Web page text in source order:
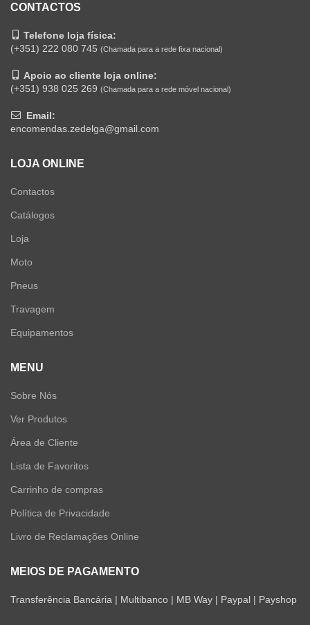
CONTACTOS
Telefone loja física:
(+351) 222 080 745 (Chamada para a rede fixa nacional)
Apoio ao cliente loja online:
(+351) 938 025 269 (Chamada para a rede móvel nacional)
Email:
encomendas.zedelga@gmail.com
LOJA ONLINE
Contactos
Catálogos
Loja
Moto
Pneus
Travagem
Equipamentos
MENU
Sobre Nós
Ver Produtos
Área de Cliente
Lista de Favoritos
Carrinho de compras
Política de Privacidade
Livro de Reclamações Online
MEIOS DE PAGAMENTO
Transferência Bancária | Multibanco | MB Way | Paypal | Payshop